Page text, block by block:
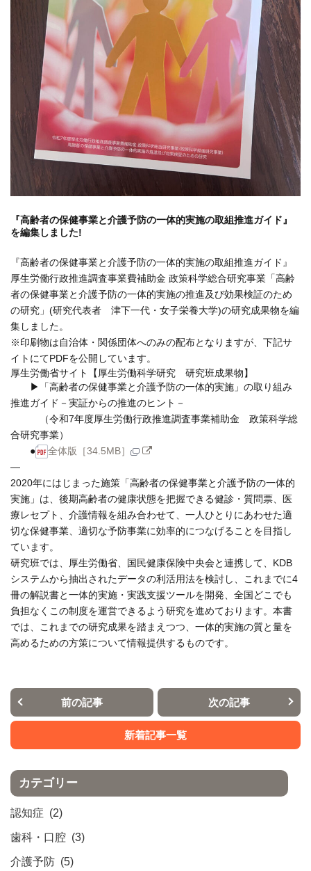
『高齢者の保健事業と介護予防の一体的実施の取組推進ガイド』
を編集しました!
『高齢者の保健事業と介護予防の一体的実施の取組推進ガイド』
厚生労働行政推進調査事業費補助金 政策科学総合研究事業「高齢
者の保健事業と介護予防の一体的実施の推進及び効果検証のため
の研究」(研究代表者 津下一代・女子栄養大学)の研究成果物を編
集しました。
※印刷物は自治体・関係団体へのみの配布となりますが、下記サ
イトにてPDFを公開しています。
厚生労働省サイト【厚生労働科学研究 研究班成果物】
▶「高齢者の保健事業と介護予防の一体的実施」の取り組み
推進ガイド－実証からの推進のヒント－
（令和7年度厚生労働行政推進調査事業補助金 政策科学総
合研究事業）
●
全体版［34.5MB］
—
2020年にはじまった施策「高齢者の保健事業と介護予防の一体的
実施」は、後期高齢者の健康状態を把握できる健診・質問票、医
療レセプト、介護情報を組み合わせて、一人ひとりにあわせた適
切な保健事業、適切な予防事業に効率的につなげることを目指し
ています。
研究班では、厚生労働省、国民健康保険中央会と連携して、KDB
システムから抽出されたデータの利活用法を検討し、これまでに4
冊の解説書と一体的実施・実践支援ツールを開発、全国どこでも
負担なくこの制度を運営できるよう研究を進めております。本書
では、これまでの研究成果を踏まえつつ、一体的実施の質と量を
高めるための方策について情報提供するものです。
前の記事 次の記事
新着記事一覧
カテゴリー
認知症 (2)
歯科・口腔 (3)
介護予防 (5)